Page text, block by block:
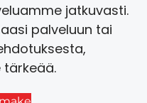
jatkuvasti.
palveluun tai
tärkeää.